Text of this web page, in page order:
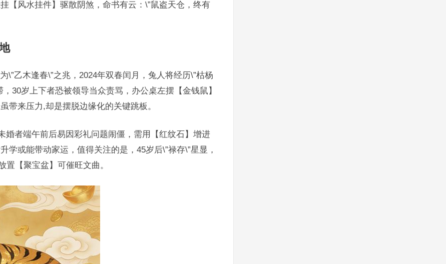
【风水挂件】驱散阴煞，命书有云：\”鼠盗天仓，终有
\”乙木逢春\”之兆，2024年双春闰月，兔人将经历\”枯杨
30岁上下者恐被领导当众责骂，办公桌左摆【金钱鼠】
带来压力,却是摆脱边缘化的关键跳板。
婚者端午前后易因彩礼问题闹僵，需用【红纹石】增进
学或能带动家运，值得关注的是，45岁后\”禄存\”星显，
置【聚宝盆】可催旺文曲。